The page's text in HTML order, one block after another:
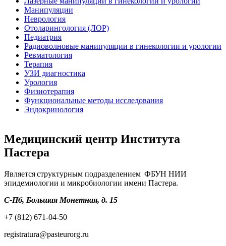
Манипуляции
Неврология
Отоларингология (ЛОР)
Педиатрия
Радиоволновые манипуляции в гинекологии и урологии
Ревматология
Терапия
УЗИ диагностика
Урология
Физиотерапия
Функциональные методы исследования
Эндокринология
Медицинский центр Института
Пастера
Является структурным подразделением ФБУН НИИ
эпидемиологии и микробиологии имени Пастера.
С-Пб, Большая Монетная, д. 15
+7 (812) 671-04-50
registratura@pasteurorg.ru